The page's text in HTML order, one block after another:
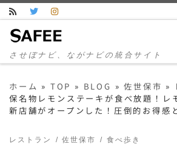
コンテンツへスキップ
させぼナビ、ながナビの統合サイト
ホーム » TOP » BLOG » 佐世保市 »
保名物レモンステーキが食べ放題！レ
新店舗がオープンした！圧倒的お得感
レストラン 佐世保市 食べ歩き